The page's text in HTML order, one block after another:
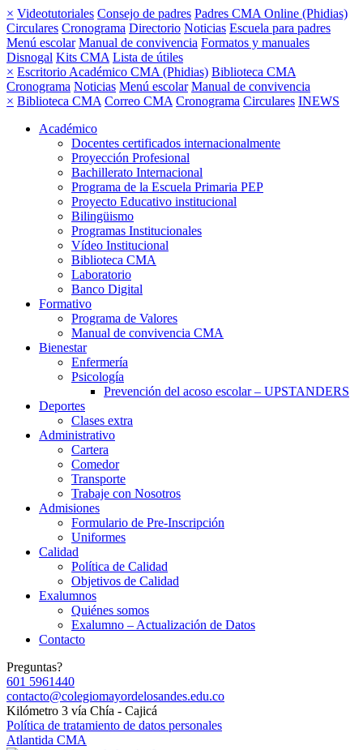
× Videotutoriales Consejo de padres Padres CMA Online (Phidias)
Circulares Cronograma Directorio Noticias Escuela para padres
Menú escolar Manual de convivencia Formatos y manuales
Disnogal Kits CMA Lista de útiles
× Escritorio Académico CMA (Phidias) Biblioteca CMA
Cronograma Noticias Menú escolar Manual de convivencia
× Biblioteca CMA Correo CMA Cronograma Circulares INEWS
Académico
Docentes certificados internacionalmente
Proyección Profesional
Bachillerato Internacional
Programa de la Escuela Primaria PEP
Proyecto Educativo institucional
Bilingüismo
Programas Institucionales
Vídeo Institucional
Biblioteca CMA
Laboratorio
Banco Digital
Formativo
Programa de Valores
Manual de convivencia CMA
Bienestar
Enfermería
Psicología
Prevención del acoso escolar – UPSTANDERS
Deportes
Clases extra
Administrativo
Cartera
Comedor
Transporte
Trabaje con Nosotros
Admisiones
Formulario de Pre-Inscripción
Uniformes
Calidad
Política de Calidad
Objetivos de Calidad
Exalumnos
Quiénes somos
Exalumno – Actualización de Datos
Contacto
Preguntas?
601 5961440
contacto@colegiomayordelosandes.edu.co
Kilómetro 3 vía Chía - Cajicá
Política de tratamiento de datos personales
Atlantida CMA